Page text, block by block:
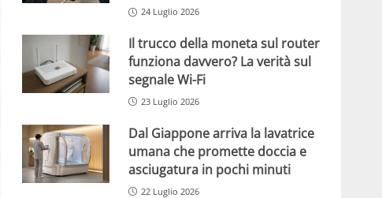
24 Luglio 2026
Il trucco della moneta sul router
funziona davvero? La verità sul
segnale Wi-Fi
23 Luglio 2026
Dal Giappone arriva la lavatrice
umana che promette doccia e
asciugatura in pochi minuti
22 Luglio 2026